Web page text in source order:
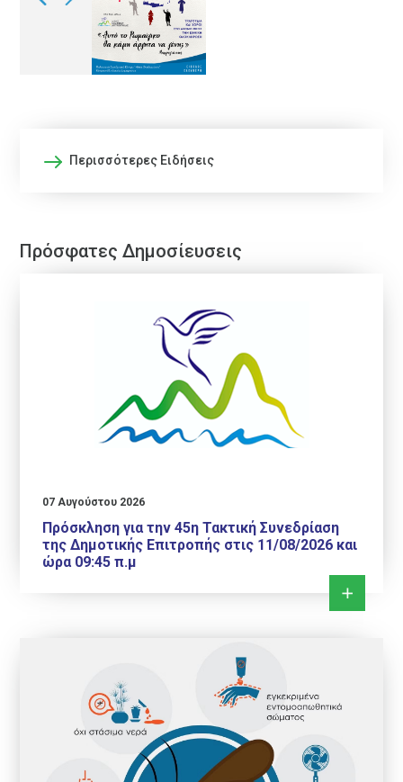
Περισσότερες Ειδήσεις
Πρόσφατες Δημοσίευσεις
07 Αυγούστου 2026
Πρόσκληση για την 45η Τακτική Συνεδρίαση
της Δημοτικής Επιτροπής στις 11/08/2026 και
ώρα 09:45 π.μ